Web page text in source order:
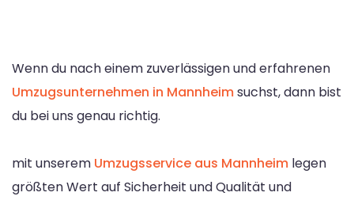
Wenn du nach einem zuverlässigen und erfahrenen
Umzugsunternehmen in Mannheimsuchst, dann bist
du bei uns genau richtig.
mit unserem Umzugsservice aus Mannheim legen
größten Wert auf Sicherheit und Qualität und